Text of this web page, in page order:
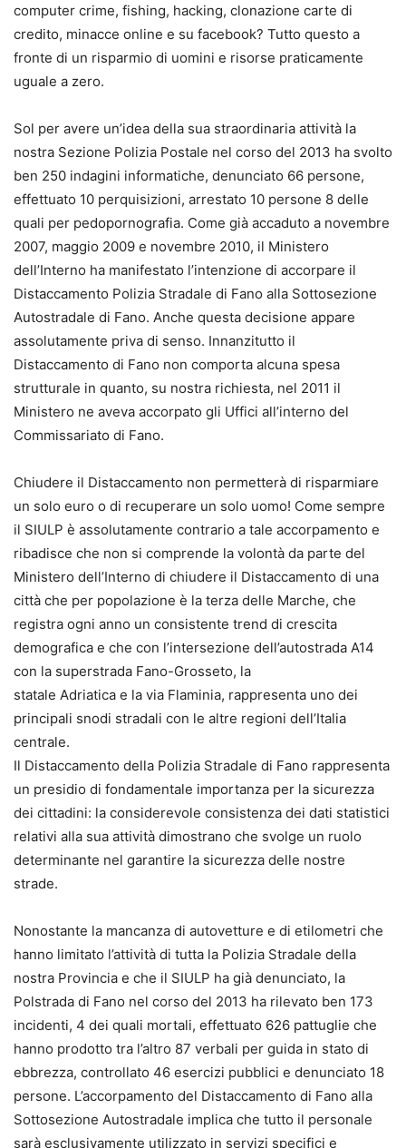
computer crime, fishing, hacking, clonazione carte di
credito, minacce online e su facebook? Tutto questo a
fronte di un risparmio di uomini e risorse praticamente
uguale a zero.
Sol per avere un’idea della sua straordinaria attività la
nostra Sezione Polizia Postale nel corso del 2013 ha svolto
ben 250 indagini informatiche, denunciato 66 persone,
effettuato 10 perquisizioni, arrestato 10 persone 8 delle
quali per pedopornografia. Come già accaduto a novembre
2007, maggio 2009 e novembre 2010, il Ministero
dell’Interno ha manifestato l’intenzione di accorpare il
Distaccamento Polizia Stradale di Fano alla Sottosezione
Autostradale di Fano. Anche questa decisione appare
assolutamente priva di senso. Innanzitutto il
Distaccamento di Fano non comporta alcuna spesa
strutturale in quanto, su nostra richiesta, nel 2011 il
Ministero ne aveva accorpato gli Uffici all’interno del
Commissariato di Fano.
Chiudere il Distaccamento non permetterà di risparmiare
un solo euro o di recuperare un solo uomo! Come sempre
il SIULP è assolutamente contrario a tale accorpamento e
ribadisce che non si comprende la volontà da parte del
Ministero dell’Interno di chiudere il Distaccamento di una
città che per popolazione è la terza delle Marche, che
registra ogni anno un consistente trend di crescita
demografica e che con l’intersezione dell’autostrada A14
con la superstrada Fano-Grosseto, la
statale Adriatica e la via Flaminia, rappresenta uno dei
principali snodi stradali con le altre regioni dell’Italia
centrale.
Il Distaccamento della Polizia Stradale di Fano rappresenta
un presidio di fondamentale importanza per la sicurezza
dei cittadini: la considerevole consistenza dei dati statistici
relativi alla sua attività dimostrano che svolge un ruolo
determinante nel garantire la sicurezza delle nostre
strade.
Nonostante la mancanza di autovetture e di etilometri che
hanno limitato l’attività di tutta la Polizia Stradale della
nostra Provincia e che il SIULP ha già denunciato, la
Polstrada di Fano nel corso del 2013 ha rilevato ben 173
incidenti, 4 dei quali mortali, effettuato 626 pattuglie che
hanno prodotto tra l’altro 87 verbali per guida in stato di
ebbrezza, controllato 46 esercizi pubblici e denunciato 18
persone. L’accorpamento del Distaccamento di Fano alla
Sottosezione Autostradale implica che tutto il personale
sarà esclusivamente utilizzato in servizi specifici e